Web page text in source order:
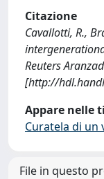
Citazione
Cavallotti, R.,
Reuters
[http://
Appare nelle
Curatela di un
File in questo